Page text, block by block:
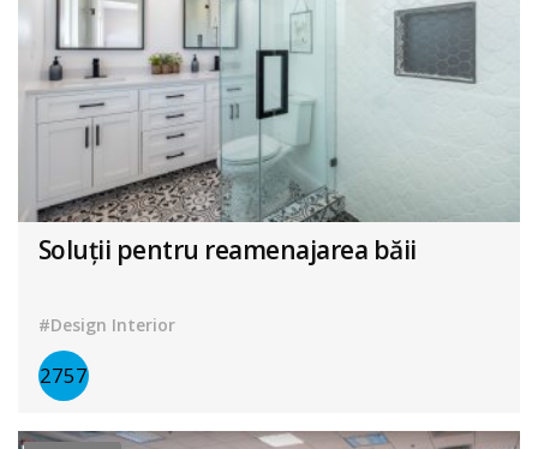
Soluții pentru reamenajarea băii
#Design Interior
2757